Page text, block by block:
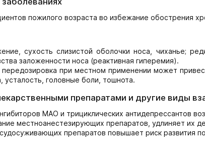
пожилого возраста во избежание обострения
сухость слизистой оболочки носа, чиханье;
заложенности носа (реактивная гиперемия).
при местном применении может
головные боли, тошнота.
препаратами и другие виды
МАО и трициклических антидепрессантов
местноанестезирующих препаратов, удлиняет их
препаратов повышает риск развития